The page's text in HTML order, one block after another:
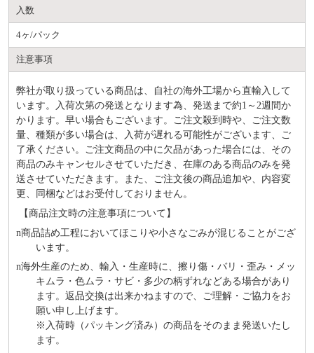
入数
4ヶ/パック
注意事項
弊社が取り扱っている商品は、自社の海外工場から直輸入して
います。入荷次第の発送となります為、発送まで約1～2週間か
かります。早い場合もございます。ご注文殺到時や、ご注文数
量、種類が多い場合は、入荷が遅れる可能性がございます、ご
了承ください。ご注文商品の中に欠品があった場合には、その
商品のみキャンセルさせていただき、在庫のある商品のみを発
送させていただきます。また、ご注文後の商品追加や、内容変
更、同梱などはお受付しておりません。
【商品注文時の注意事項について】
n商品詰め⼯程においてほこりや⼩さなごみが混じることがござ
います。
n海外⽣産のため、輸⼊・⽣産時に、擦り傷・バリ・歪み・メッ
キムラ・色ムラ・サビ・多少の柄ずれなどある場合があり
ます。返品交換は出来かねますので、ご理解・ご協⼒をお
願い申し上げます。
※⼊荷時（パッキング済み）の商品をそのまま発送いたし
ます。